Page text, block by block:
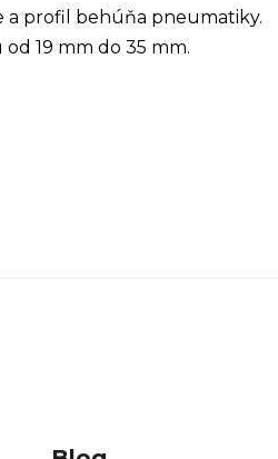
a profil behúňa pneumatiky.
19 mm do 35 mm.